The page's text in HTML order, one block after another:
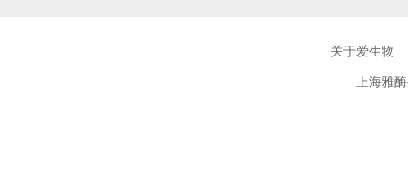
关于爱生物
上海雅